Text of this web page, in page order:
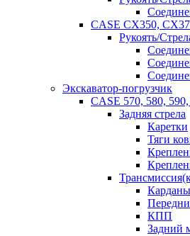
CASE CX350,
Рукоять/
Экскаватор-погрузчик
CASE 570, 580,
Задняя стрела
Каретки
Тяги
Карданы
КПП
Задний